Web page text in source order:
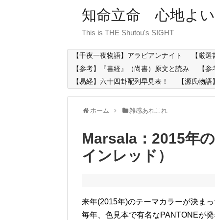
知命立命 心地よ
This is THE Shutou's SIGHT
【千夜一夜物語】アラビアンナイト 【厳
【参考】『書経』（尚書）原文と読み
【
【易経】六十四卦配列早見表！
【源氏物
ホーム 雑感あれこれ
Marsala：2015年
インレッド）
来年(2015年)のテーマカラーが決まっ
毎年、色見本で有名なPANTONEが